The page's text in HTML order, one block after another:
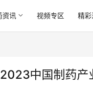
资讯 视频专区 精
中国制药产